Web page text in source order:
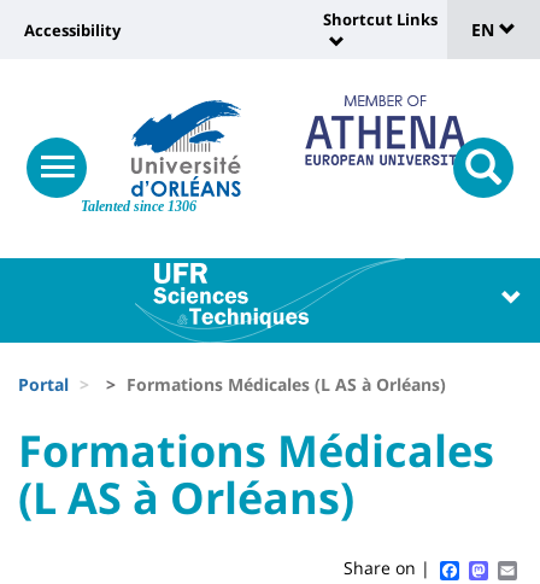
Site
Talented since 1306
Université
Recherche
responsive
menu
Université
vers
page
Accessibility
:
Shortcut
Links
Shortcut Links
de
EN
Université
Block
liste
des
composantes
d'Ariane
Portal Formations Médicales (L AS à Orléans)
University
:
Sidebar
University
:
Main
Titre
de
Formations Médicales
(L AS à Orléans)
Share on |